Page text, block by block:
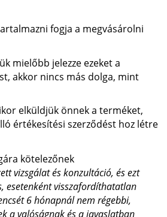
fogja a megvásárolni
mielőbb jelezze ezeket a
akkor nincs más dolga, mint
elküldjük önnek a terméket,
értékesítési szerződést hoz létre
kötelezőnek
vizsgálat és konzultáció, és ezt
esetenként visszafordíthatatlan
6 hónapnál nem régebbi,
a valóságnak és a javaslatban